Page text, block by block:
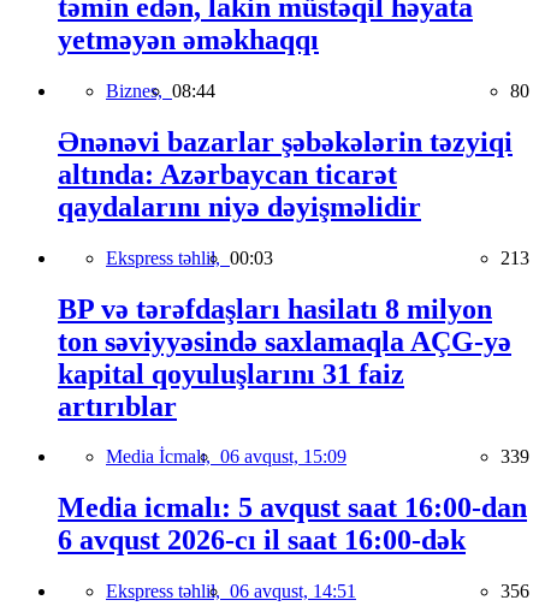
təmin edən, lakin müstəqil həyata
yetməyən əməkhaqqı
Biznes, 08:44 80
Ənənəvi bazarlar şəbəkələrin təzyiqi
altında: Azərbaycan ticarət
qaydalarını niyə dəyişməlidir
Ekspress təhlil, 00:03 213
BP və tərəfdaşları hasilatı 8 milyon
ton səviyyəsində saxlamaqla AÇG-yə
kapital qoyuluşlarını 31 faiz
artırıblar
Media İcmalı, 06 avqust, 15:09 339
Media icmalı: 5 avqust saat 16:00-dan
6 avqust 2026-cı il saat 16:00-dək
Ekspress təhlil, 06 avqust, 14:51 356